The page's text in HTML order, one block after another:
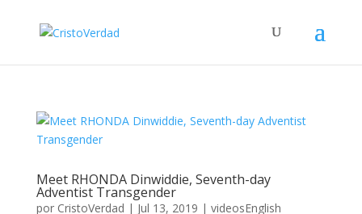
Meet RHONDA Dinwiddie, Seventh-day
Adventist Transgender
por CristoVerdad | Jul 13, 2019 | videosEnglish